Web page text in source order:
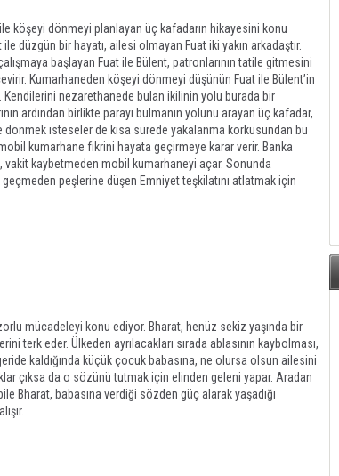
köşeyi dönmeyi planlayan üç kafadarın hikayesini konu
düzgün bir hayatı, ailesi olmayan Fuat iki yakın arkadaştır.
başlayan Fuat ile Bülent, patronlarının tatile gitmesini
Kumarhaneden köşeyi dönmeyi düşünün Fuat ile Bülent’in
nezarethanede bulan ikilinin yolu burada bir
ardından birlikte parayı bulmanın yolunu arayan üç kafadar,
dönmek isteseler de kısa sürede yakalanma korkusundan bu
kumarhane fikrini hayata geçirmeye karar verir. Banka
vakit kaybetmeden mobil kumarhaneyi açar. Sonunda
peşlerine düşen Emniyet teşkilatını atlatmak için
mücadeleyi konu ediyor. Bharat, henüz sekiz yaşında bir
terk eder. Ülkeden ayrılacakları sırada ablasının kaybolması,
kaldığında küçük çocuk babasına, ne olursa olsun ailesini
çıksa da o sözünü tutmak için elinden geleni yapar. Aradan
Bharat, babasına verdiği sözden güç alarak yaşadığı